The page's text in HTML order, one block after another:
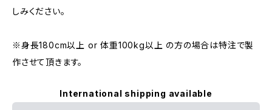
しみください。
※身長180cm以上 or 体重100kg以上 の方の場合は特注で製
作させて頂きます。
International shipping available